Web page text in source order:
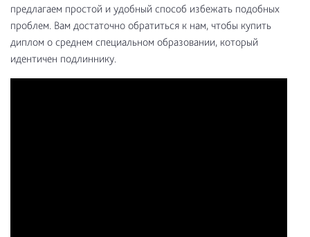
предлагаем простой и удобный способ избежать подобных
проблем. Вам достаточно обратиться к нам, чтобы купить
диплом о среднем специальном образовании, который
идентичен подлиннику.